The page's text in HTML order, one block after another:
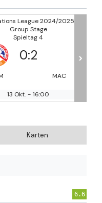
-
UEFA Nations League 2024/
13 Okt.
>
Karten
6.6